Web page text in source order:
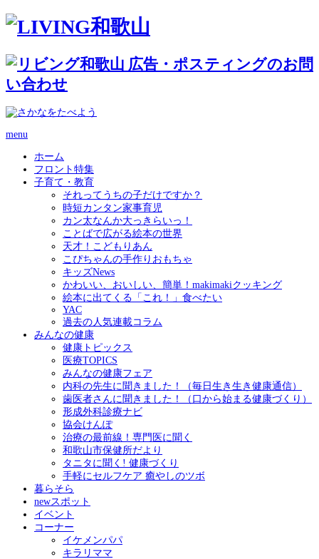
menu
ホーム
フロント特集
子育て・教育
それってうちの子だけですか？
時短カンタン家事育児
カン太なんか大っきらいっ！
ことばで広がる絵本の世界
天才！こどもりあん
こぴちゃんの手作りおもちゃ
キッズNews
かわいい、おいしい、簡単！makimakiクッキング
絵本に出てくる「これ！」食べたい
YAC
過去の人気連載コラム
みんなの健康
健康トピックス
医療TOPICS
みんなの健康フェア
内科の先生に聞きました！（毎日生き生き健康通信）
歯医者さんに聞きました！（口から始まる健康づくり）
形成外科診療ナビ
協会けんぽ
治療の最前線！専門医に聞く
和歌山市保健所だより
タニタに聞く! 健康づくり
手軽にセルフケア 癒やしのツボ
暮らそら
newスポット
イベント
コーナー
イケメンパパ
キラリママ